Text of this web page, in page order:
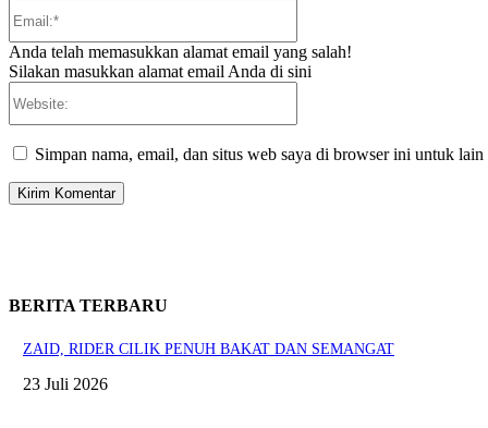
Anda telah memasukkan alamat email yang salah!
Silakan masukkan alamat email Anda di sini
Simpan nama, email, dan situs web saya di browser ini untuk lain
BERITA TERBARU
ZAID, RIDER CILIK PENUH BAKAT DAN SEMANGAT
23 Juli 2026